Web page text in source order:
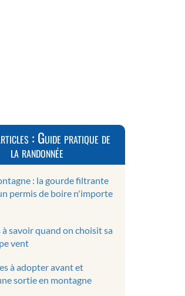
: Guide pratique de
la randonnée
: la gourde filtrante
permis de boire n'importe
à savoir quand on choisit sa
vent
à adopter avant et
sortie en montagne